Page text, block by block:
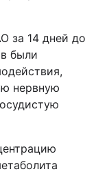
за 14 дней до
были
нервную